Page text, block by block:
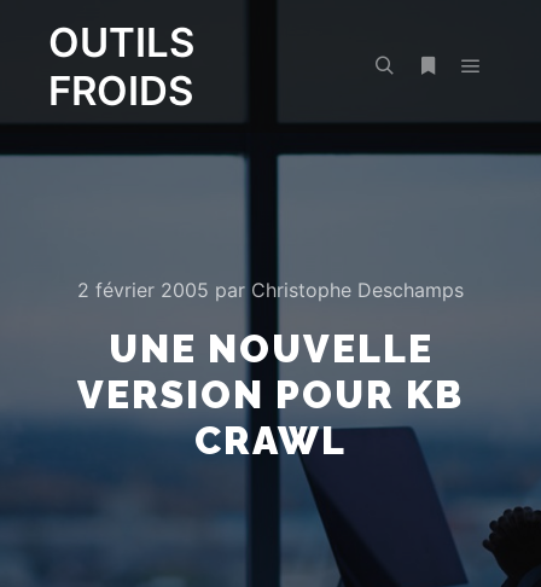
OUTILS
FROIDS
2 février 2005 par Christophe Deschamps
UNE NOUVELLE
VERSION POUR KB
CRAWL